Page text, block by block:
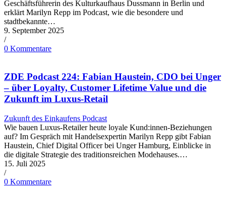
Geschäftsführerin des Kulturkaufhaus Dussmann in Berlin und
erklärt Marilyn Repp im Podcast, wie die besondere und
stadtbekannte…
9. September 2025
/
0 Kommentare
ZDE Podcast 224: Fabian Haustein, CDO bei Unger
– über Loyalty, Customer Lifetime Value und die
Zukunft im Luxus-Retail
Zukunft des Einkaufens Podcast
Wie bauen Luxus-Retailer heute loyale Kund:innen-Beziehungen
auf? Im Gespräch mit Handelsexpertin Marilyn Repp gibt Fabian
Haustein, Chief Digital Officer bei Unger Hamburg, Einblicke in
die digitale Strategie des traditionsreichen Modehauses.…
15. Juli 2025
/
0 Kommentare